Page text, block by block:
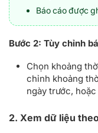
Báo cáo được
Bước 2: Tùy chỉnh
Chọn khoảng
chỉnh khoảng
ngày trước,
2. Xem dữ liệu